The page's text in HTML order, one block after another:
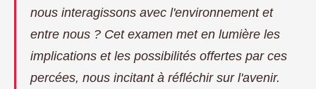
nous interagissons avec l'environnement et
entre nous ? Cet examen met en lumière les
implications et les possibilités offertes par ces
percées, nous incitant à réfléchir sur l'avenir.